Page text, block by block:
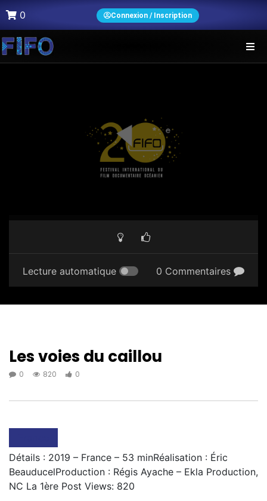
0 Connexion / Inscription
Lecture automatique 0 Commentaires
Les voies du caillou
0 820 0
Détails : 2019 – France – 53 minRéalisation : Éric
BeauducelProduction : Régis Ayache – Ekla Production,
NC La 1ère Post Views: 820